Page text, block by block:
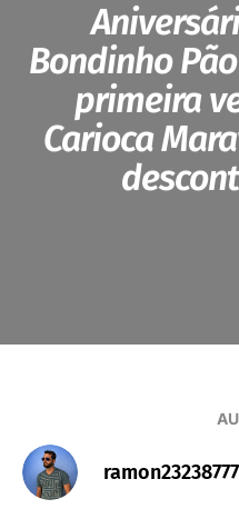
Bondinho
primeira
Carioca
ramon23238777